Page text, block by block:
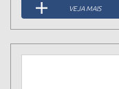
VEJA MAIS